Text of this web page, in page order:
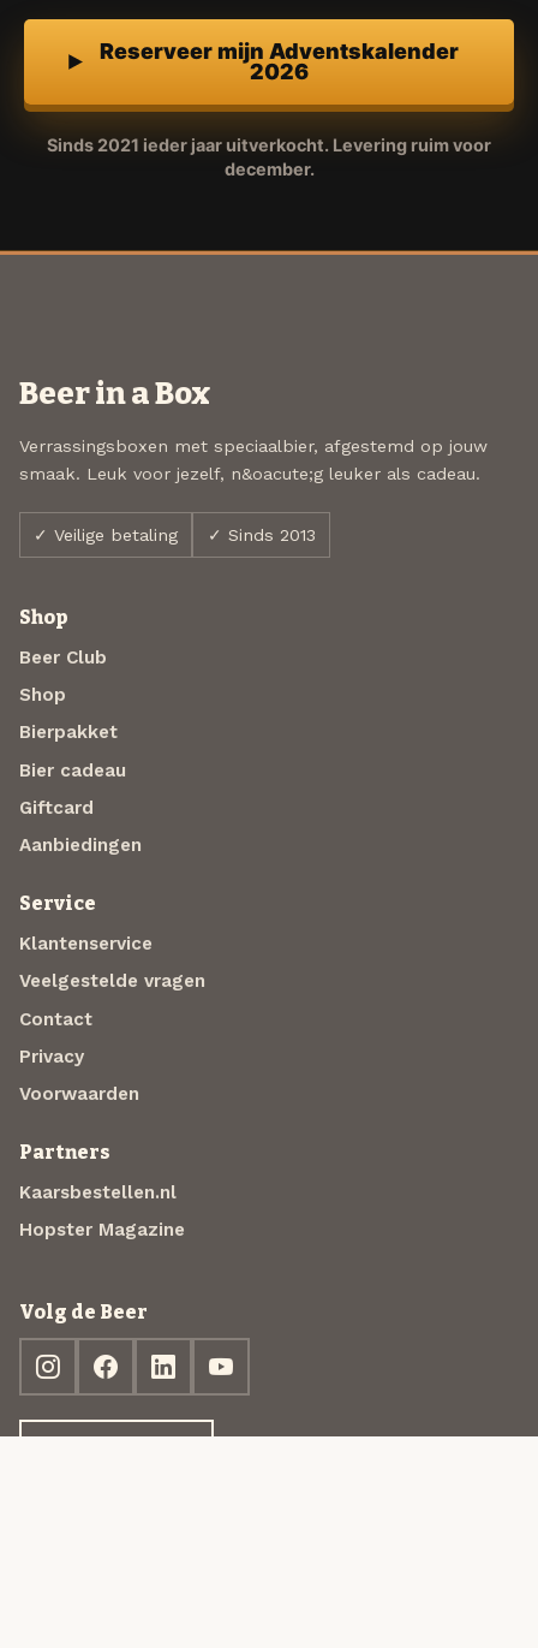
Reserveer mijn Adventskalender
2026
Sinds 2021 ieder jaar uitverkocht. Levering ruim voor
december.
Beer in a Box
Verrassingsboxen met speciaalbier, afgestemd op jouw
smaak. Leuk voor jezelf, n&oacute;g leuker als cadeau.
✓ Veilige betaling ✓ Sinds 2013
Shop
Beer Club
Shop
Bierpakket
Bier cadeau
Giftcard
Aanbiedingen
Service
Klantenservice
Veelgestelde vragen
Contact
Privacy
Voorwaarden
Partners
Kaarsbestellen.nl
Hopster Magazine
Volg de Beer